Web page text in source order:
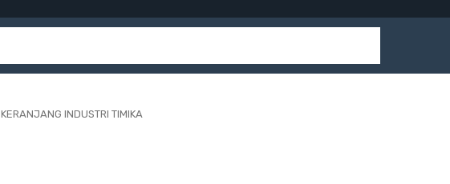
KERANJANG INDUSTRI TIMIKA